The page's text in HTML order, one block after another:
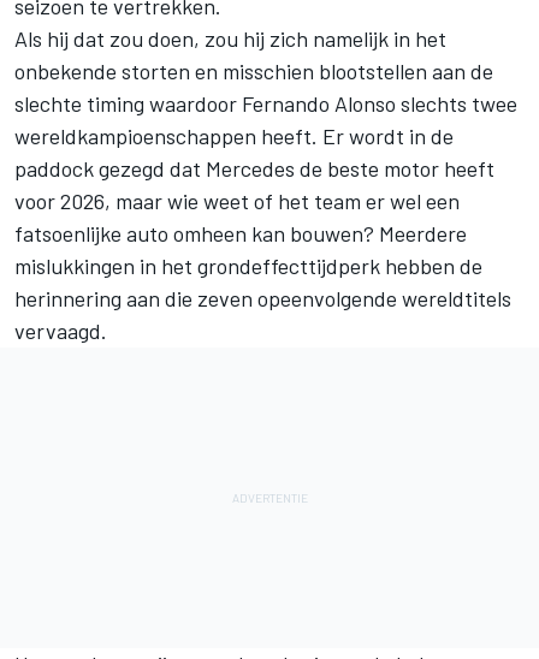
seizoen te vertrekken.
Als hij dat zou doen, zou hij zich namelijk in het
onbekende storten en misschien blootstellen aan de
slechte timing waardoor Fernando Alonso slechts twee
wereldkampioenschappen heeft. Er wordt in de
paddock gezegd dat Mercedes de beste motor heeft
voor 2026, maar wie weet of het team er wel een
fatsoenlijke auto omheen kan bouwen? Meerdere
mislukkingen in het grondeffecttijdperk hebben de
herinnering aan die zeven opeenvolgende wereldtitels
vervaagd.